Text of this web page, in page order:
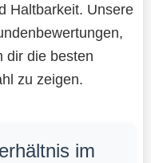
Haltbarkeit. Unsere
dir die besten
zu zeigen.
im